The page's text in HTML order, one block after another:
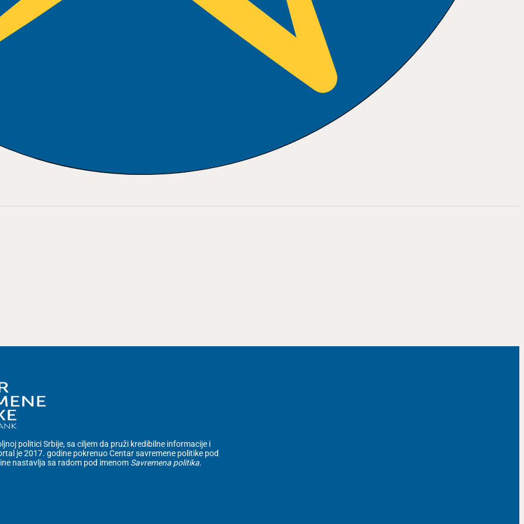
politici Srbije, sa ciljem da pruži kredibilne informacije i
je 2017. godine pokrenuo Centar savremene politike pod
nastavlja sa radom pod imenom Savremena politika.